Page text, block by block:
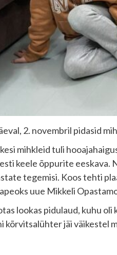
2. novembril pidasid
mihkleid tuli
keele õppurite eeskava.
tegemisi. Koos tehti
uue Mikkeli
lookas pidulaud, kuhu
kõrvitsalühter jäi väikestel